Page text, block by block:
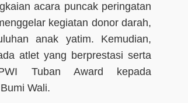
acara puncak peringatan
kegiatan donor darah,
anak yatim. Kemudian,
atlet yang berprestasi serta
Tuban Award kepada
Wali.